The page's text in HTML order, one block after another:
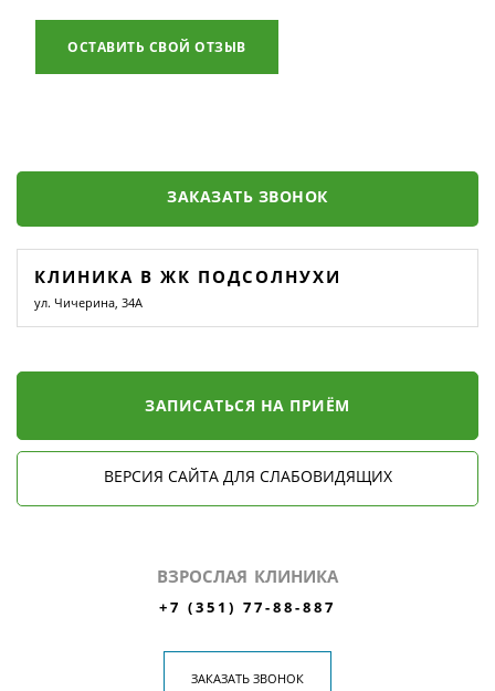
ОСТАВИТЬ СВОЙ ОТЗЫВ
ЗАКАЗАТЬ ЗВОНОК
КЛИНИКА В ЖК ПОДСОЛНУХИ
ул. Чичерина, 34А
ЗАПИСАТЬСЯ НА ПРИЁМ
ВЕРСИЯ САЙТА ДЛЯ СЛАБОВИДЯЩИХ
ВЗРОСЛАЯ КЛИНИКА
+7 (351) 77-88-887
ЗАКАЗАТЬ ЗВОНОК